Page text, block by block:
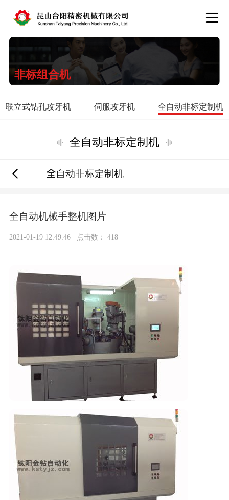
非标组合机
联立式钻孔攻牙机 伺服攻牙机 全自动非标定制机
全自动非标定制机
全自动非标定制机
全自动机械手整机图片
2021-01-19 12:49:46 点击数： 418